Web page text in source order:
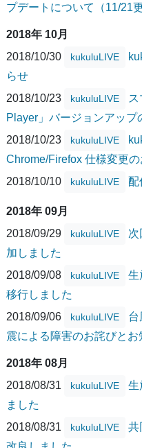
プデートについて（11/21更
2018年 10月
2018/10/30
kukuluLIVE
らせ
2018/10/23
kukuluLIVE
Player」バージョンアップ
2018/10/23
kukuluLIVE
Chrome/Firefox 仕様変更
2018/10/10
kukuluLIVE 配
2018年 09月
2018/09/29
kukuluLIVE
次
加しました
2018/09/08
kukuluLIVE
生
移行しました
2018/09/06
kukuluLIVE
台
震による障害のお詫びとお
2018年 08月
2018/08/31
kukuluLIVE
生
ました
2018/08/31
kukuluLIVE
共